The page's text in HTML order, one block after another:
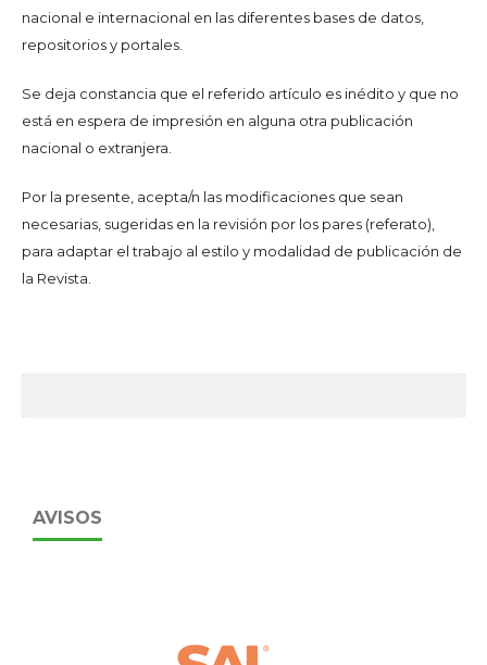
nacional e internacional en las diferentes bases de datos,
repositorios y portales.
Se deja constancia que el referido artículo es inédito y que no
está en espera de impresión en alguna otra publicación
nacional o extranjera.
Por la presente, acepta/n las modificaciones que sean
necesarias, sugeridas en la revisión por los pares (referato),
para adaptar el trabajo al estilo y modalidad de publicación de
la Revista.
AVISOS